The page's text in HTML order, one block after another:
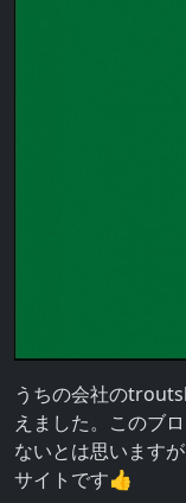
うちの会社の
えました。このブ
ないとは思います
サイトです👍